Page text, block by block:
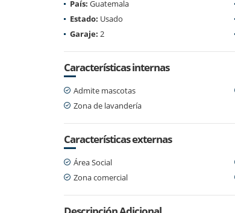
País: Guatemala
Estado: Usado
Garaje: 2
Características internas
Admite mascotas
Zona de lavandería
Características externas
Área Social
Zona comercial